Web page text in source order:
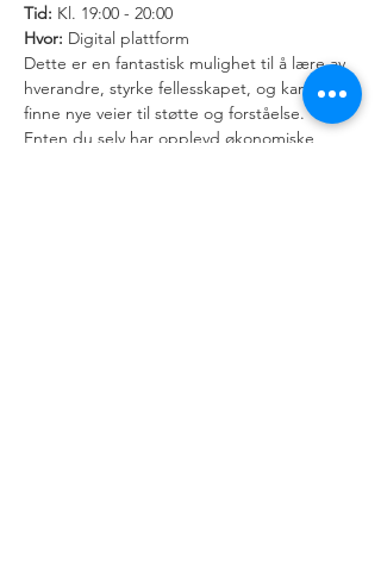
Tid:
Hvor: Digital plattform
Dette er en fantastisk mulighet til å lære av
hverandre, styrke fellesskapet, og kanskje
finne nye veier til støtte og forståelse.
Enten du selv har opplevd økonomiske